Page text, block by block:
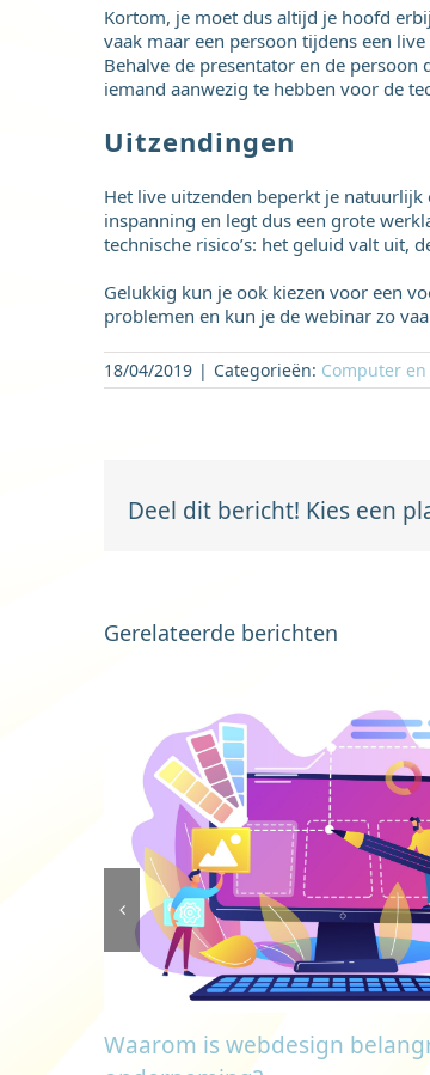
Kortom, je moet dus altijd je hoofd
vaak maar een persoon tijdens een
Behalve de presentator en de
iemand aanwezig te hebben voor de
Uitzendingen
Het live uitzenden beperkt je
inspanning en legt dus een grote
technische risico’s: het geluid valt uit,
Gelukkig kun je ook kiezen voor een
problemen en kun je de webinar zo
18/04/2019 | Categorieën: Computer
Deel dit bericht! Kies een
Gerelateerde berichten
Waarom is webdesign